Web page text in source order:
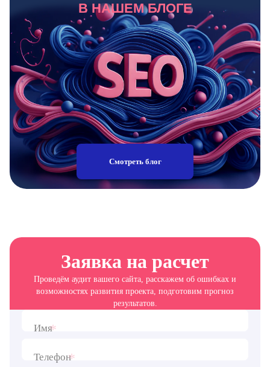
В НАШЕМ БЛОГЕ
Смотреть блог
Заявка на расчет
Проведём аудит вашего сайта, расскажем об ошибках и
возможностях развития проекта, подготовим прогноз
результатов.
Имя*
Телефон*